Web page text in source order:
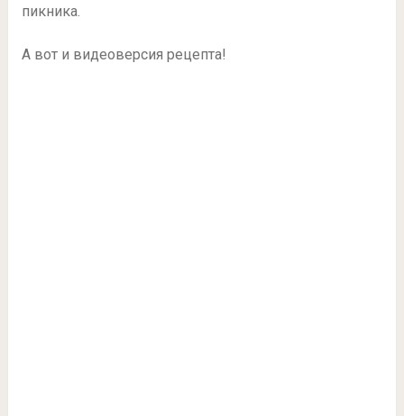
пикника.
А вот и видеоверсия рецепта!